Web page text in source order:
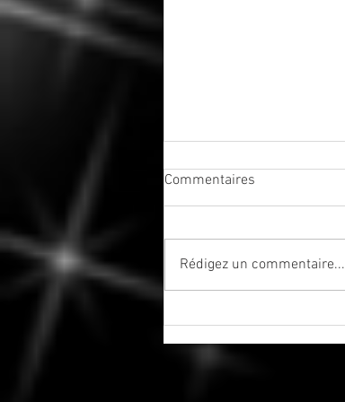
Commentaires
Rédigez un commentaire...